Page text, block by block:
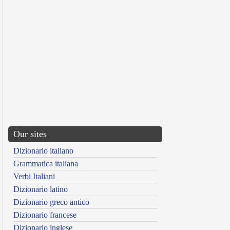
Our sites
Dizionario italiano
Grammatica italiana
Verbi Italiani
Dizionario latino
Dizionario greco antico
Dizionario francese
Dizionario inglese